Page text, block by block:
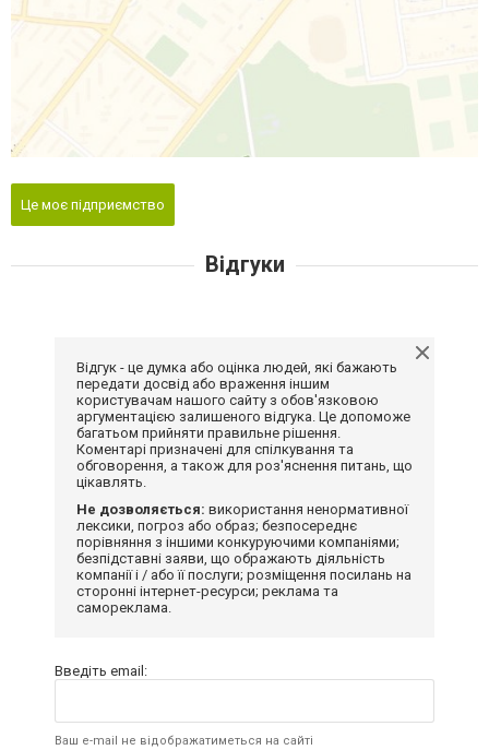
Це моє підприємство
Відгуки
Відгук - це думка або оцінка людей, які бажають
передати досвід або враження іншим
користувачам нашого сайту з обов'язковою
аргументацією залишеного відгука. Це допоможе
багатьом прийняти правильне рішення.
Коментарі призначені для спілкування та
обговорення, а також для роз'яснення питань, що
цікавлять.
Не дозволяється: використання ненормативної
лексики, погроз або образ; безпосереднє
порівняння з іншими конкуруючими компаніями;
безпідставні заяви, що ображають діяльність
компанії і / або її послуги; розміщення посилань на
сторонні інтернет-ресурси; реклама та
самореклама.
Введіть email:
Ваш e-mail не відображатиметься на сайті